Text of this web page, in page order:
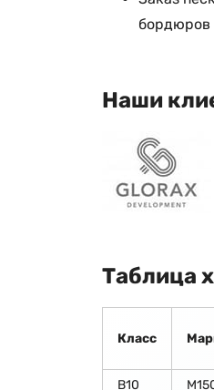
бордюров
Наши
Таблица
Класс
В10